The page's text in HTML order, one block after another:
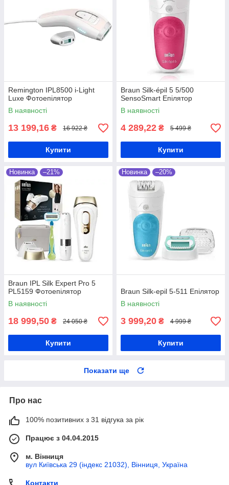
Remington IPL8500 i-Light
Luxe Фотоепілятор
В наявності
13 199,16 ₴ 16 922 ₴
Купити
Braun Silk-épil 5 5/500
SensoSmart Епілятор
В наявності
4 289,22 ₴ 5 499 ₴
Купити
Новинка –21%
Braun IPL Silk Expert Pro 5
PL5159 Фотоепілятор
В наявності
18 999,50 ₴ 24 050 ₴
Купити
Новинка –20%
Braun Silk-epil 5-511 Епілятор
В наявності
3 999,20 ₴ 4 999 ₴
Купити
Показати ще
Про нас
100% позитивних з 31 відгука за рік
Працює з 04.04.2015
м. Вінниця
вул Київська 29 (індекс 21032), Вінниця, Україна
Контакти